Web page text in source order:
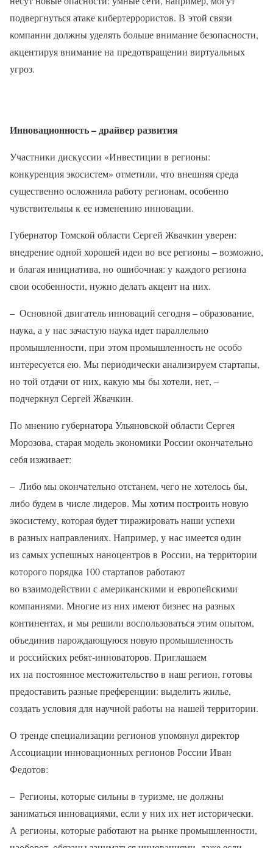
подвергнуться атаке кибертеррористов. В этой связи
компании должны уделять больше внимание безопасности,
акцентируя внимание на предотвращении виртуальных
угроз.
Инновационность – драйвер развития
Участники дискуссии «Инвестиции в регионы:
конкуренция экосистем» отметили, что внешняя среда
существенно осложнила работу регионам, особенно
чувствительны к ее изменению инновации.
Губернатор Томской области Сергей Жвачкин уверен:
внедрение одной хорошей идеи во все регионы – возможно,
и благая инициатива, но ошибочная: у каждого региона
свои особенности, нужно делать акцент на них.
– Основной двигатель инноваций сегодня – образование,
наука, а у нас зачастую наука идет параллельно
промышленности, при этом промышленность не особо
интересуется ею. Мы периодически анализируем стартапы,
но той отдачи от них, какую мы бы хотели, нет, –
подчеркнул Сергей Жвачкин.
По мнению губернатора Ульяновской области Сергея
Морозова, старая модель экономики России окончательно
себя изживает:
– Либо мы окончательно отстанем, чего не хотелось бы,
либо будем в числе лидеров. Мы хотим построить новую
экосистему, которая будет тиражировать наши успехи
в разных направлениях. Например, у нас имеется один
из самых успешных наноцентров в России, на территории
которого порядка 100 стартапов работают
во взаимодействии с американскими и европейскими
компаниями. Многие из них имеют бизнес на разных
континентах, и мы решили воспользоваться этим опытом,
объединив нарождающуюся новую промышленность
и российских ребят-инноваторов. Приглашаем
их на постоянное местожительство в наш регион, готовы
предоставить разные преференции: выделить жилье,
создать условия для научной работы на нашей территории.
О тренде специализации регионов упомянул директор
Ассоциации инновационных регионов России Иван
Федотов:
– Регионы, которые сильны в туризме, не должны
заниматься инновациями, если у них их нет исторически.
А регионы, которые работают на рынке промышленности,